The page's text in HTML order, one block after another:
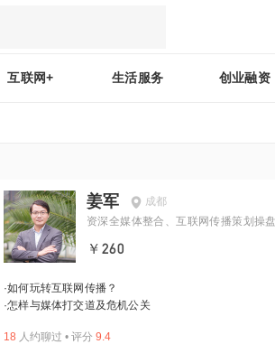
互联网+ 生活服务 创业融资
姜军
成都
资深全媒体整合、互联网传播策划操
￥260
·如何玩转互联网传播？
·怎样与媒体打交道及危机公关
18 人约聊过 • 评分 9.4